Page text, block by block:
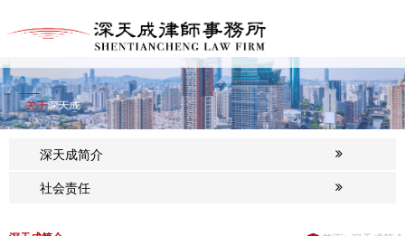
深天成简介
社会责任